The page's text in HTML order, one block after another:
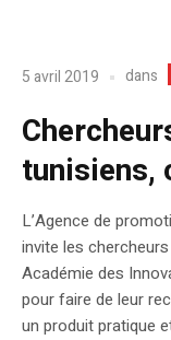
5 avril 2019 dans
tunisiens,
L’Agence de
invite les
Académie des
pour faire de leur
un produit pratique